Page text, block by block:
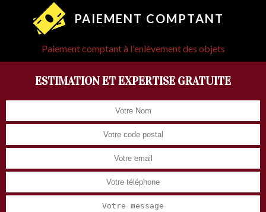
PAIEMENT COMPTANT
Paiement comptant à l'enlèvement des objets
ESTIMATION ET EXPERTISE GRATUITE